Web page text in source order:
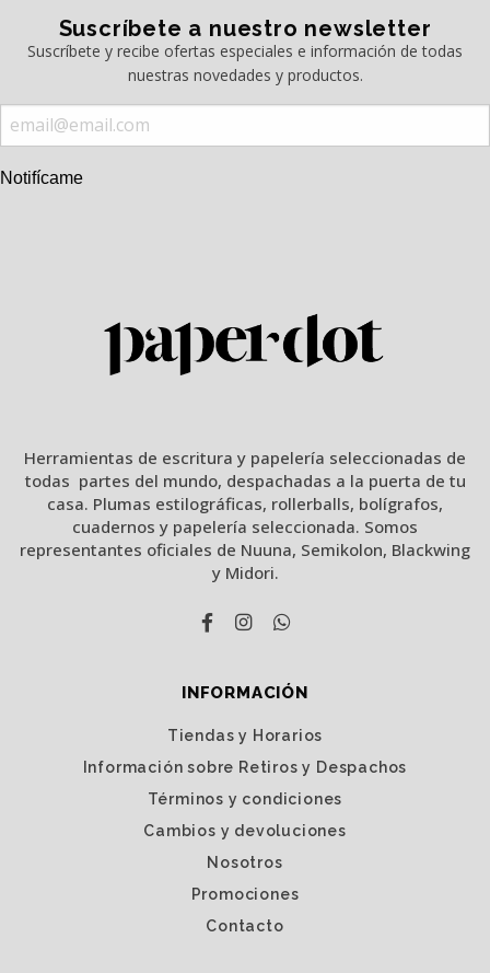
Suscríbete a nuestro newsletter
Suscríbete y recibe ofertas especiales e información de todas
nuestras novedades y productos.
Notifícame
Herramientas de escritura y papelería seleccionadas de
todas partes del mundo, despachadas a la puerta de tu
casa. Plumas estilográficas, rollerballs, bolígrafos,
cuadernos y papelería seleccionada. Somos
representantes oficiales de Nuuna, Semikolon, Blackwing
y Midori.
INFORMACIÓN
Tiendas y Horarios
Información sobre Retiros y Despachos
Términos y condiciones
Cambios y devoluciones
Nosotros
Promociones
Contacto